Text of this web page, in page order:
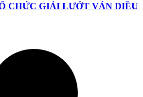
CHỨC GIẢI LƯỚT VÁN DIỀU